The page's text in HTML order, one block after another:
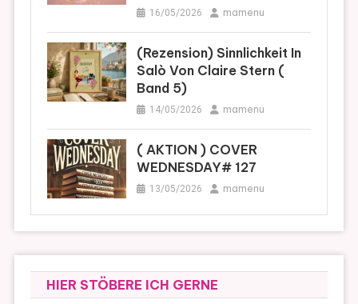
16/05/2026 mamenu
(Rezension) Sinnlichkeit In
Salò Von Claire Stern (
Band 5)
14/05/2026 mamenu
( AKTION ) COVER
WEDNESDAY# 127
13/05/2026 mamenu
HIER STÖBERE ICH GERNE